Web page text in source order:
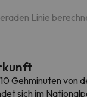
Linie
Gehminuten von
sich im